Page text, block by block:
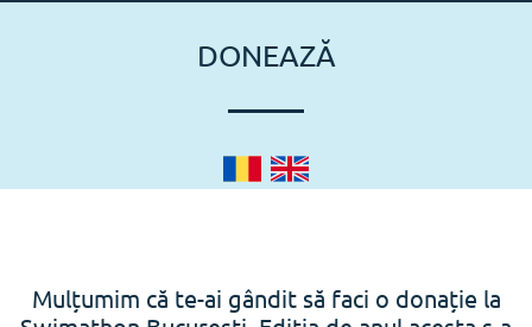
DONEAZĂ
Mulțumim că te-ai gândit să faci o donație la